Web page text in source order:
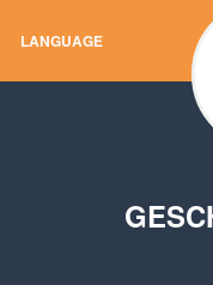
LANGUAGE